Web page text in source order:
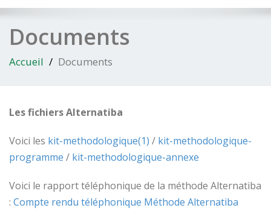
Documents
Accueil Documents
Les fichiers Alternatiba
Voici les kit-methodologique(1) / kit-methodologique-
programme / kit-methodologique-annexe
Voici le rapport téléphonique de la méthode Alternatiba
: Compte rendu téléphonique Méthode Alternatiba